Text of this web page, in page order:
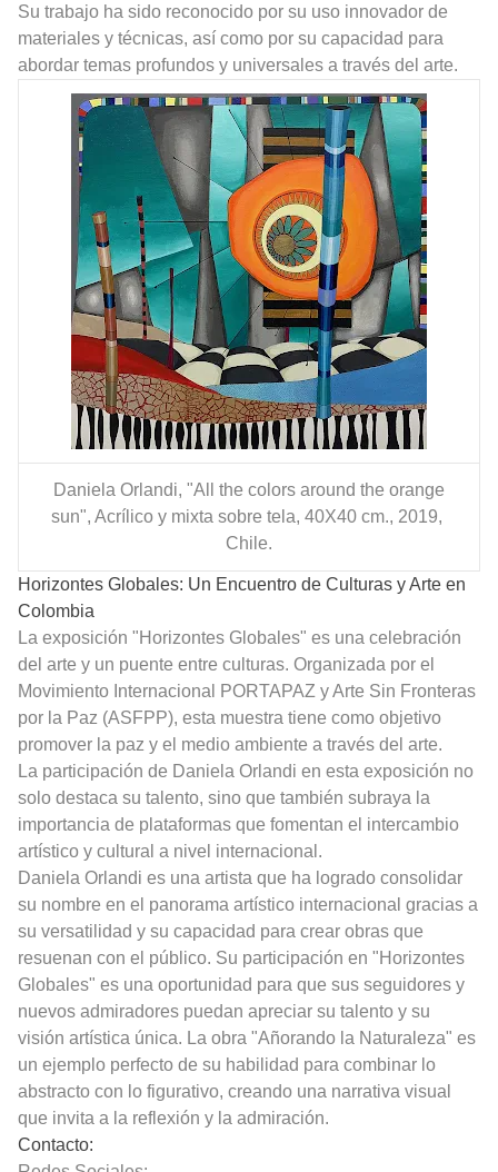
Su trabajo ha sido reconocido por su uso innovador de
materiales y técnicas, así como por su capacidad para
abordar temas profundos y universales a través del arte.
Daniela Orlandi, "All the colors around the orange
sun", Acrílico y mixta sobre tela, 40X40 cm., 2019,
Chile.
Horizontes Globales: Un Encuentro de Culturas y Arte en
Colombia
La exposición "Horizontes Globales" es una celebración
del arte y un puente entre culturas. Organizada por el
Movimiento Internacional PORTAPAZ y Arte Sin Fronteras
por la Paz (ASFPP), esta muestra tiene como objetivo
promover la paz y el medio ambiente a través del arte.
La participación de Daniela Orlandi en esta exposición no
solo destaca su talento, sino que también subraya la
importancia de plataformas que fomentan el intercambio
artístico y cultural a nivel internacional.
Daniela Orlandi es una artista que ha logrado consolidar
su nombre en el panorama artístico internacional gracias a
su versatilidad y su capacidad para crear obras que
resuenan con el público. Su participación en "Horizontes
Globales" es una oportunidad para que sus seguidores y
nuevos admiradores puedan apreciar su talento y su
visión artística única. La obra "Añorando la Naturaleza" es
un ejemplo perfecto de su habilidad para combinar lo
abstracto con lo figurativo, creando una narrativa visual
que invita a la reflexión y la admiración.
Contacto: